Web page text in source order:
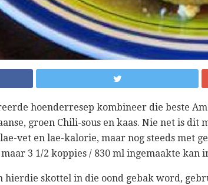
hoenderresep kombineer die beste
groen Chili-sous en kaas. Nie net is dit
vet en lae-kalorie, maar nog steeds met
3 1/2 koppies / 830 ml ingemaakte kan
hierdie skottel in die oond gebak word,